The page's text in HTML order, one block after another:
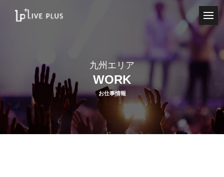
九州エリア
WORK
お仕事情報